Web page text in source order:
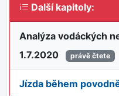
Další kapitoly:
Analýza vodáckých
1.7.2020
právě čtete
Jízda během